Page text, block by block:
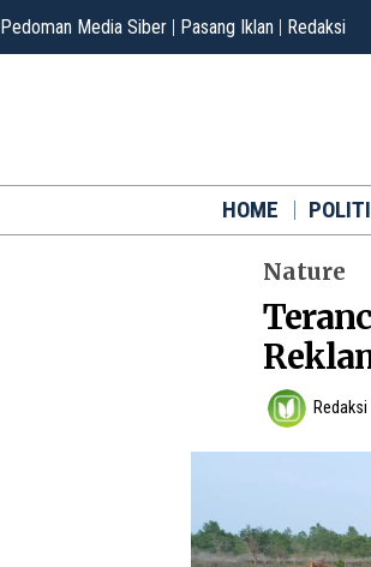
Pedoman Media Siber | Pasang Iklan | Redaksi
HOME
Nature
Redaksi